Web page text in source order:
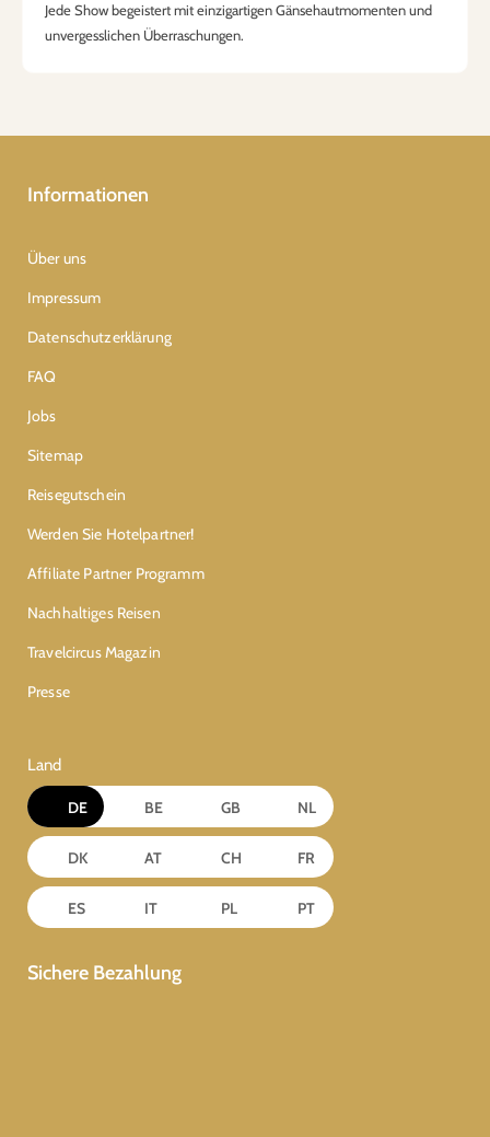
Jede Show begeistert mit einzigartigen Gänsehautmomenten und
unvergesslichen Überraschungen.
Informationen
Über uns
Impressum
Datenschutzerklärung
FAQ
Jobs
Sitemap
Reisegutschein
Werden Sie Hotelpartner!
Affiliate Partner Programm
Nachhaltiges Reisen
Travelcircus Magazin
Presse
Land
DE BE GB NL
DK AT CH FR
ES IT PL PT
Sichere Bezahlung